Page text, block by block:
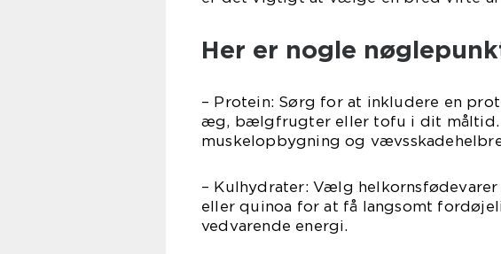
Her er nogle
– Protein: Sørg for at inkludere en
æg, bælgfrugter eller tofu i dit måltid.
muskelopbygning og
– Kulhydrater: Vælg
eller quinoa for at få langsomt
vedvarende energi.